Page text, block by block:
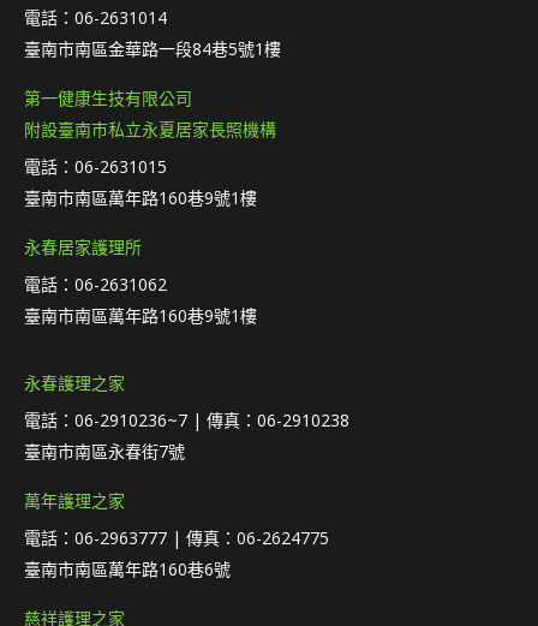
電話：06-2631014
臺南市南區金華路一段84巷5號1樓
第一健康生技有限公司
附設臺南市私立永夏居家長照機構
電話：06-2631015
臺南市南區萬年路160巷9號1樓
永春居家護理所
電話：06-2631062
臺南市南區萬年路160巷9號1樓
永春護理之家
電話：06-2910236~7 | 傳真：06-2910238
臺南市南區永春街7號
萬年護理之家
電話：06-2963777 | 傳真：06-2624775
臺南市南區萬年路160巷6號
慈祥護理之家